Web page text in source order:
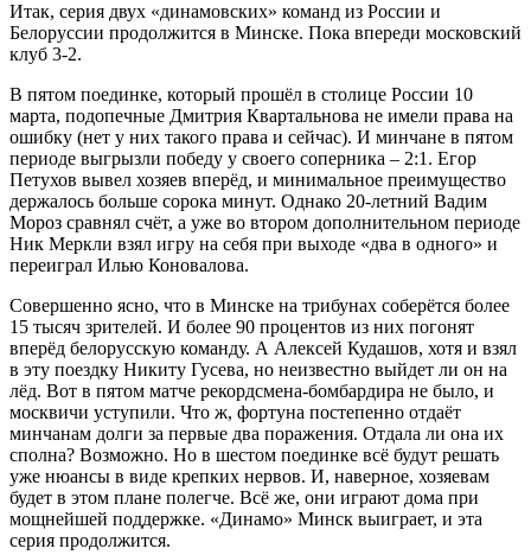
Итак, серия двух «динамовских» команд из России и
Белоруссии продолжится в Минске. Пока впереди московский
клуб 3-2.
В пятом поединке, который прошёл в столице России 10
марта, подопечные Дмитрия Квартальнова не имели права на
ошибку (нет у них такого права и сейчас). И минчане в пятом
периоде выгрызли победу у своего соперника – 2:1. Егор
Петухов вывел хозяев вперёд, и минимальное преимущество
держалось больше сорока минут. Однако 20-летний Вадим
Мороз сравнял счёт, а уже во втором дополнительном периоде
Ник Меркли взял игру на себя при выходе «два в одного» и
переиграл Илью Коновалова.
Совершенно ясно, что в Минске на трибунах соберётся более
15 тысяч зрителей. И более 90 процентов из них погонят
вперёд белорусскую команду. А Алексей Кудашов, хотя и взял
в эту поездку Никиту Гусева, но неизвестно выйдет ли он на
лёд. Вот в пятом матче рекордсмена-бомбардира не было, и
москвичи уступили. Что ж, фортуна постепенно отдаёт
минчанам долги за первые два поражения. Отдала ли она их
сполна? Возможно. Но в шестом поединке всё будут решать
уже нюансы в виде крепких нервов. И, наверное, хозяевам
будет в этом плане полегче. Всё же, они играют дома при
мощнейшей поддержке. «Динамо» Минск выиграет, и эта
серия продолжится.